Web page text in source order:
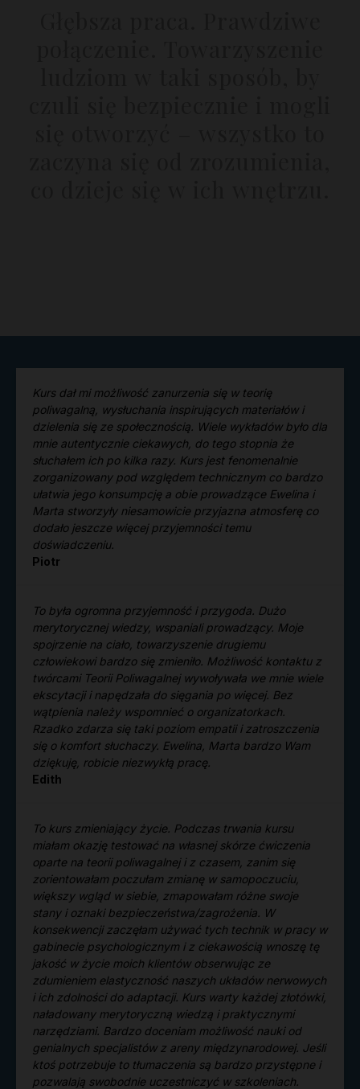
Kurs dał mi możliwość zanurzenia się w teorię
poliwagalną, wysłuchania inspirujących materiałów i
dzielenia się ze społecznością. Wiele wykładów było dla
mnie autentycznie ciekawych, do tego stopnia że
słuchałem ich po kilka razy. Kurs jest fenomenalnie
zorganizowany pod względem technicznym co bardzo
ułatwia jego konsumpcję a obie prowadzące Ewelina i
Marta stworzyły niesamowicie przyjazna atmosferę co
dodało jeszcze więcej przyjemności temu
doświadczeniu.
Piotr
To była ogromna przyjemność i przygoda. Dużo
merytorycznej wiedzy, wspaniali prowadzący. Moje
spojrzenie na ciało, towarzyszenie drugiemu
człowiekowi bardzo się zmieniło. Możliwość kontaktu z
twórcami Teorii Poliwagalnej wywoływała we mnie wiele
ekscytacji i napędzała do sięgania po więcej. Bez
wątpienia należy wspomnieć o organizatorkach.
Rzadko zdarza się taki poziom empatii i zatroszczenia
się o komfort słuchaczy. Ewelina, Marta bardzo Wam
dziękuję, robicie niezwykłą pracę.
Edith
To kurs zmieniający życie. Podczas trwania kursu
miałam okazję testować na własnej skórze ćwiczenia
oparte na teorii poliwagalnej i z czasem, zanim się
zorientowałam poczułam zmianę w samopoczuciu,
większy wgląd w siebie, zmapowałam różne swoje
stany i oznaki bezpieczeństwa/zagrożenia. W
konsekwencji zaczęłam używać tych technik w pracy w
gabinecie psychologicznym i z ciekawością wnoszę tę
jakość w życie moich klientów obserwując ze
zdumieniem elastyczność naszych układów nerwowych
i ich zdolności do adaptacji. Kurs warty każdej złotówki,
naładowany merytoryczną wiedzą i praktycznymi
narzędziami. Bardzo doceniam możliwość nauki od
genialnych specjalistów z areny międzynarodowej. Jeśli
ktoś potrzebuje to tłumaczenia są bardzo przystępne i
pozwalają swobodnie uczestniczyć w szkoleniach.